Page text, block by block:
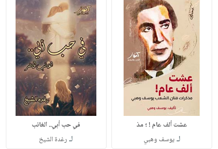
عشت ألف عام ! ؛ مذ
لـ يوسف وهبي
في حب أبي.. الغائب
لـ رغدة الشيخ